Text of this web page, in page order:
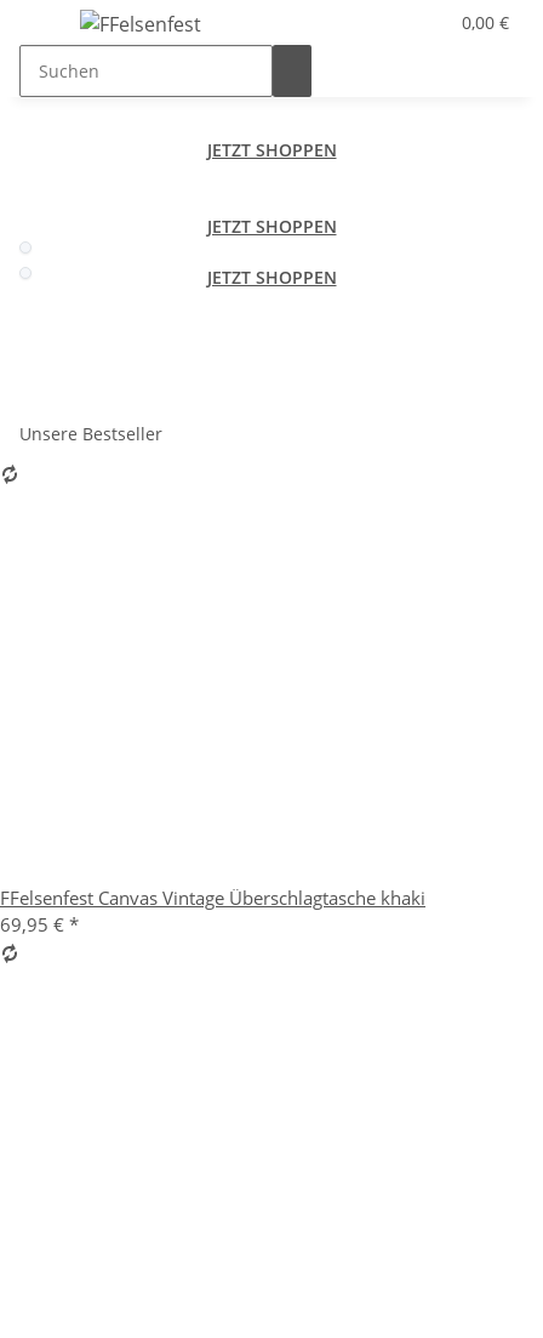
0,00 €
JETZT SHOPPEN
JETZT SHOPPEN
JETZT SHOPPEN
Unsere Bestseller
FFelsenfest Canvas Vintage Überschlagtasche khaki
69,95 € *